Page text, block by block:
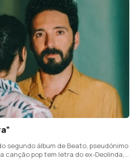
segundo álbum de Beato, pseudónimo
canção pop tem letra do ex-Deolinda,